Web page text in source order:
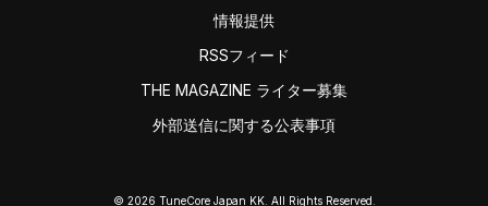
情報提供
RSSフィード
THE MAGAZINE ライター募集
外部送信に関する公表事項
© 2026 TuneCore Japan KK. All Rights Reserved.